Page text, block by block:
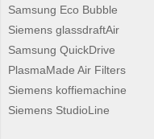
Samsung Eco Bubble
Siemens glassdraftAir
Samsung QuickDrive
PlasmaMade Air Filters
Siemens koffiemachine
Siemens StudioLine